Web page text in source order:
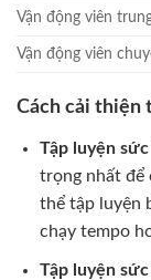
Vận động viên
Vận động viên
Cách cải thiện
Tập luyện
trọng nhất để
thể tập luyện
chạy tempo
Tập luyện